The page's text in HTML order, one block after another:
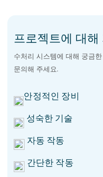
프로젝트에 대
수처리 시스템에 대해 궁금
문의해 주세요.
안정적인 장비
성숙한 기술
자동 작동
간단한 작동